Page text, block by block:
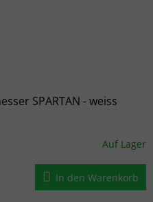
SPARTAN - weiss
Auf Lager
In den Warenkorb